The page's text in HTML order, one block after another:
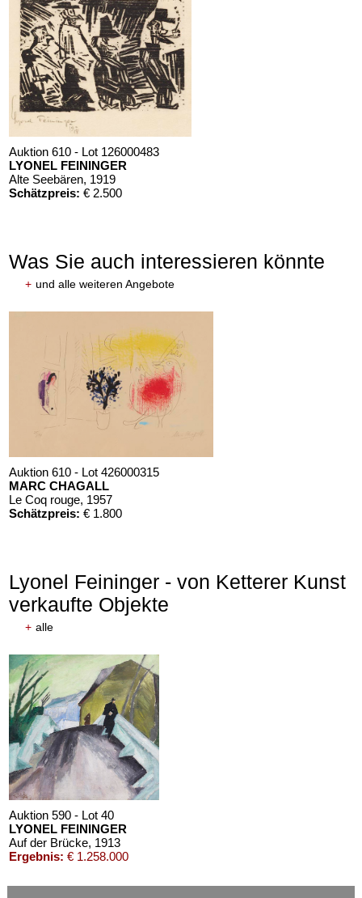
Auktion 610 - Lot 126000483
LYONEL FEININGER
Alte Seebären, 1919
Schätzpreis: € 2.500
Was Sie auch interessieren könnte
+ und alle weiteren Angebote
Auktion 610 - Lot 426000315
MARC CHAGALL
Le Coq rouge, 1957
Schätzpreis: € 1.800
Auktion 610 - Lot 426000372
HERMANN MAX PECHSTEIN
Reisebilder, 1919
Schätzpreis:€ 1.600
Lyonel Feininger - von Ketterer Kunst
verkaufte Objekte
+ alle
Auktion 590 - Lot 40
LYONEL FEININGER
Auf der Brücke, 1913
Ergebnis: € 1.258.000